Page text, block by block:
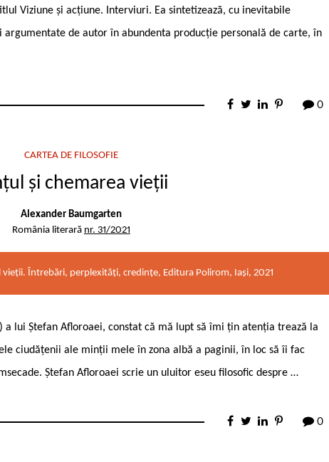
Viziune și acțiune. Interviuri. Ea sintetizează, cu inevitabile
de autor în abundenta producție personală de carte, în
0
CARTEA DE FILOSOFIE
și chemarea vieții
Alexander Baumgarten
România literară nr. 31/2021
Întrebări, perplexități, credințe, Editura Polirom, Iași, 2021
lui Ștefan Afloroaei, constat că mă lupt să îmi țin atenția trează la
ciudățenii ale minții mele în zona albă a paginii, în loc să îi fac
Ștefan Afloroaei scrie un uluitor eseu filosofic despre …
0